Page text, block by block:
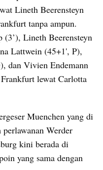
Lineth Beerensteyn
tanpa ampun.
Lineth Beerensteyn
Lattwein (45+1', P),
dan Vivien Endemann
lewat Carlotta
Muenchen yang di
perlawanan Werder
kini berada di
yang sama dengan